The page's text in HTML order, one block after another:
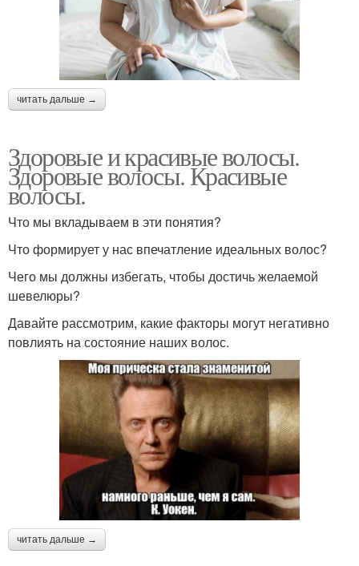
читать дальше →
Здоровые и красивые волосы.
Здоровые волосы. Красивые
волосы.
Что мы вкладываем в эти понятия?
Что формирует у нас впечатление идеальных волос?
Чего мы должны избегать, чтобы достичь желаемой
шевелюры?
Давайте рассмотрим, какие факторы могут негативно
повлиять на состояние наших волос.
читать дальше →